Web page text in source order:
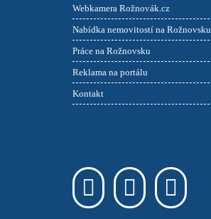
Webkamera Rožnovák.cz
Nabídka nemovitostí na Rožnovsku
Práce na Rožnovsku
Reklama na portálu
Kontakt